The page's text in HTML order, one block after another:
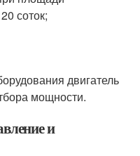
соток;
двигатель
мощности.
и